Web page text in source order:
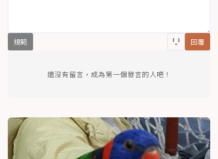
規範 回覆
還沒有留言，成為第一個發言的人吧！